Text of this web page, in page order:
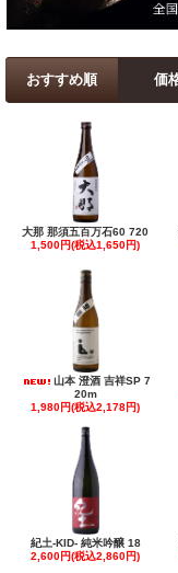
おすすめ順 価
大那 那須五百万石60 720
1,500円(税込1,650円)
山本 澄酒 吉祥SP 7
20m
1,980円(税込2,178円)
紀土-KID- 純米吟醸 18
2,600円(税込2,860円)